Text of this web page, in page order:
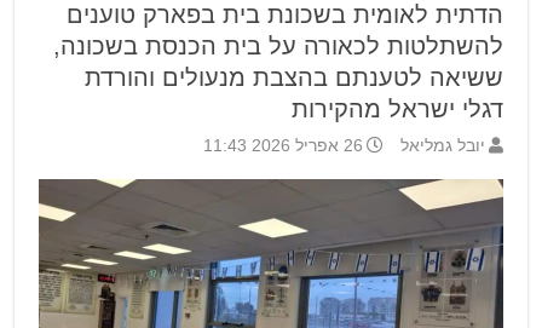
הדתית לאומית בשכונת בית בפארק טוענים
להשתלטות לכאורה על בית הכנסת בשכונה,
ששיאה לטענתם בהצבת מנעולים והורדת
דגלי ישראל מהקירות
יובל גמליאל 26 אפריל 2026 11:43